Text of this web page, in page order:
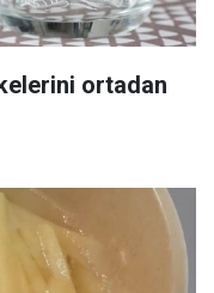
ortadan